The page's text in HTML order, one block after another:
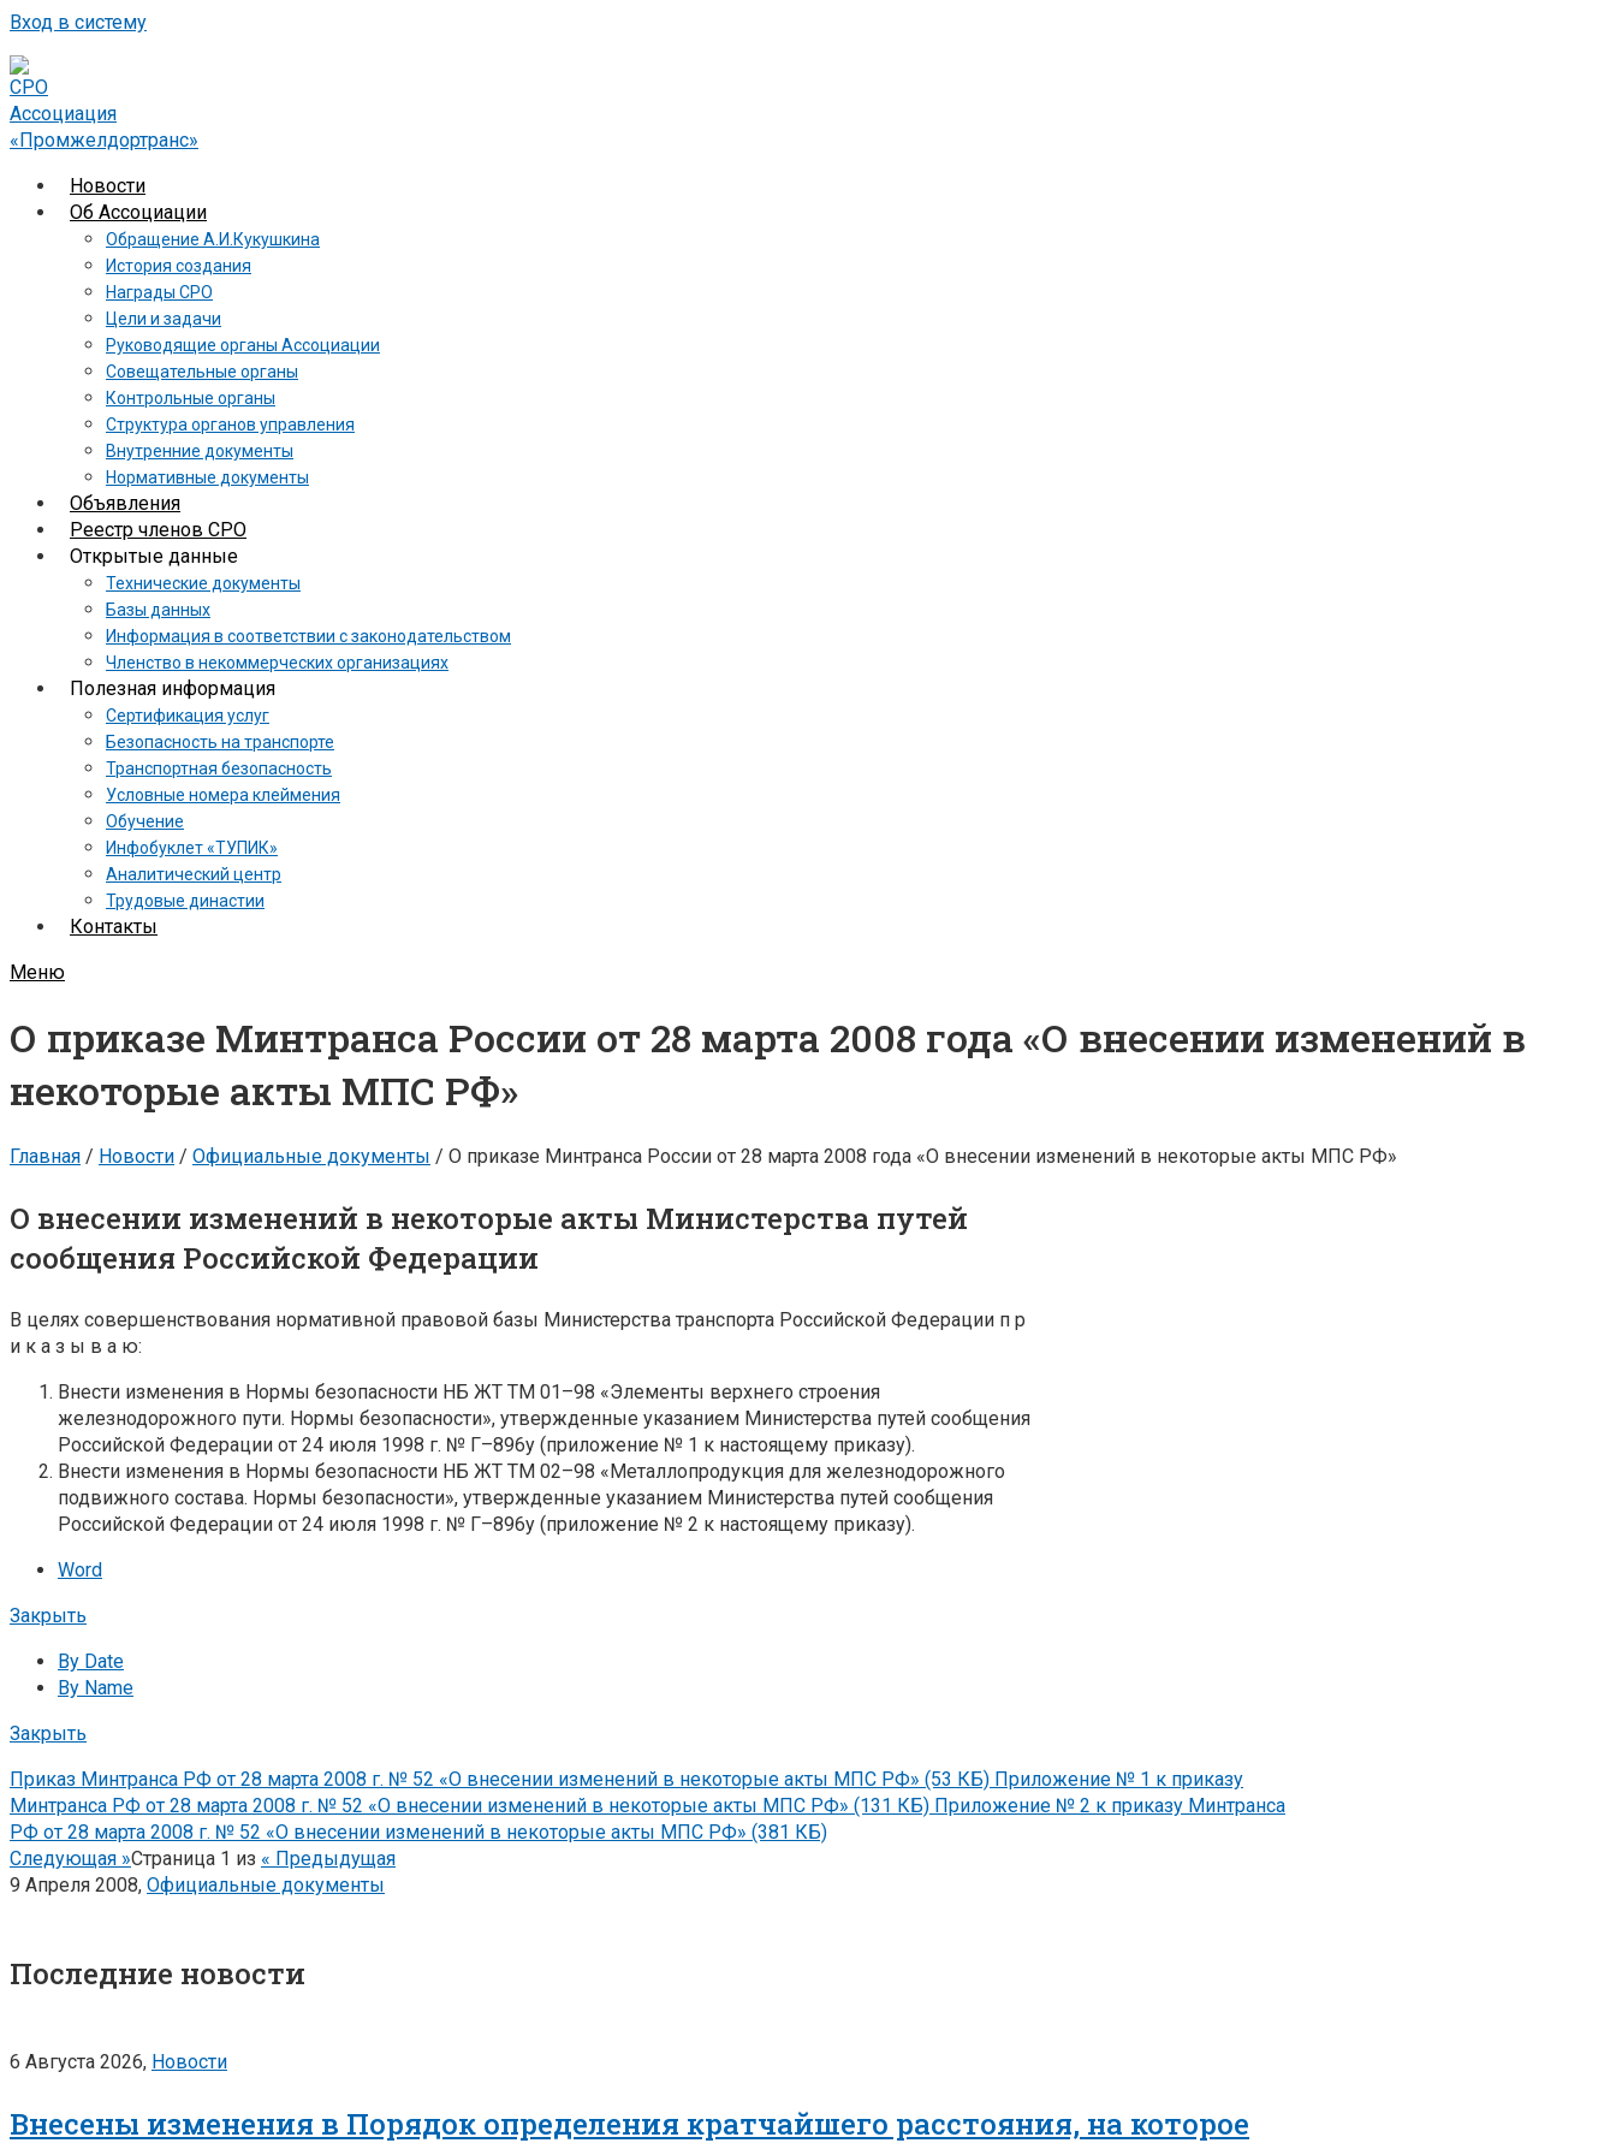
Вход в систему
Новости
Об Ассоциации
Обращение А.И.Кукушкина
История создания
Награды СРО
Цели и задачи
Руководящие органы Ассоциации
Совещательные органы
Контрольные органы
Структура органов управления
Внутренние документы
Нормативные документы
Объявления
Реестр членов СРО
Открытые данные
Технические документы
Базы данных
Информация в соответствии с законодательством
Членство в некоммерческих организациях
Полезная информация
Сертификация услуг
Безопасность на транспорте
Транспортная безопасность
Условные номера клеймения
Обучение
Инфобуклет «ТУПИК»
Аналитический центр
Трудовые династии
Контакты
Меню
О приказе Минтранса России от 28 марта 2008 года «О внесении изменений в
некоторые акты МПС РФ»
Главная / Новости / Официальные документы / О приказе Минтранса России от 28 марта 2008 года «О внесении изменений в некоторые акты МПС РФ»
О внесении изменений в некоторые акты Министерства путей
сообщения Российской Федерации
В целях совершенствования нормативной правовой базы Министерства транспорта Российской Федерации п р
и к а з ы в а ю:
Внести изменения в Нормы безопасности НБ ЖТ ТМ 01–98 «Элементы верхнего строения
железнодорожного пути. Нормы безопасности», утвержденные указанием Министерства путей сообщения
Российской Федерации от 24 июля 1998 г. № Г–896у (приложение № 1 к настоящему приказу).
Внести изменения в Нормы безопасности НБ ЖТ ТМ 02–98 «Металлопродукция для железнодорожного
подвижного состава. Нормы безопасности», утвержденные указанием Министерства путей сообщения
Российской Федерации от 24 июля 1998 г. № Г–896у (приложение № 2 к настоящему приказу).
Word
Закрыть
By Date
By Name
Закрыть
Приказ Минтранса РФ от 28 марта 2008 г. № 52 «О внесении изменений в некоторые акты МПС РФ» (53 КБ) Приложение № 1 к приказу
Минтранса РФ от 28 марта 2008 г. № 52 «О внесении изменений в некоторые акты МПС РФ» (131 КБ) Приложение № 2 к приказу Минтранса
РФ от 28 марта 2008 г. № 52 «О внесении изменений в некоторые акты МПС РФ» (381 КБ)
Следующая »Страница 1 из « Предыдущая
9 Апреля 2008, Официальные документы
Последние новости
6 Августа 2026, Новости
Внесены изменения в Порядок определения кратчайшего расстояния, на которое